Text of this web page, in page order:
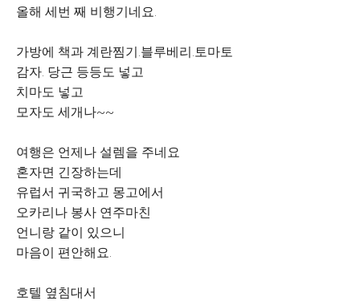
올해 세번 째 비행기네요.
가방에 책과 계란찜기.블루베리.토마토
감자. 당근 등등도 넣고
치마도 넣고
모자도 세개나~~
여행은 언제나 설렘을 주네요
혼자면 긴장하는데
유럽서 귀국하고 몽고에서
오카리나 봉사 연주마친
언니랑 같이 있으니
마음이 편안해요.
호텔 옆침대서